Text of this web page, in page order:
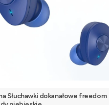
Słuchawki dokanałowe freedom